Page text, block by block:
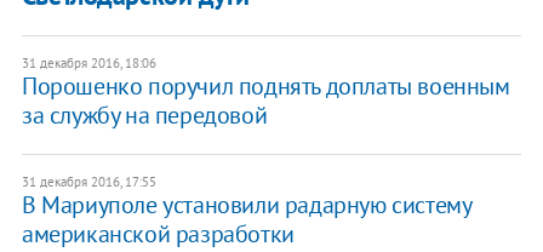
31 декабря 2016, 18:06
Порошенко поручил поднять доплаты военным
за службу на передовой
31 декабря 2016, 17:55
В Мариуполе установили радарную систему
американской разработки